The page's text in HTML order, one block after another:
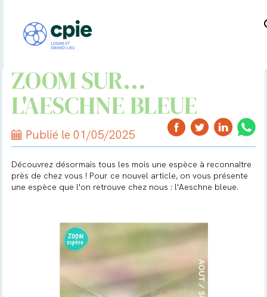
ZOOM SUR...
L'AESCHNE BLEUE
Publié le 01/05/2025
Découvrez désormais tous les mois une espèce à reconnaître
près de chez vous ! Pour ce nouvel article, on vous présente
une espèce que l'on retrouve chez nous : l'Aeschne bleue.